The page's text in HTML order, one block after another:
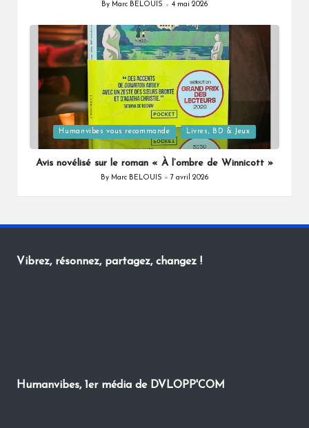
Posted
By Marc BELOUIS 4 mai 2026
Posted
in
Humanvibes vous recommande Livres, BD & Jeux
Avis novélisé sur le roman « À l’ombre de Winnicott »
Posted
By Marc BELOUIS 7 avril 2026
Vibrez, résonnez, partagez, changez !
Humanvibes, 1er média de DVLOPP'COM